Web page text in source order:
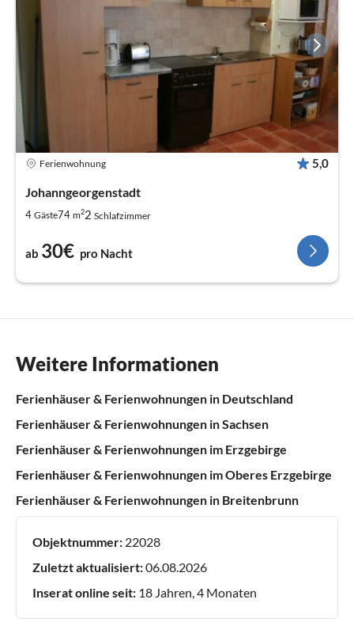
Ferienwohnung 5,0
Johanngeorgenstadt
4 Gäste74 m22 Schlafzimmer
ab 30€ pro Nacht
Weitere Informationen
Ferienhäuser & Ferienwohnungen in Deutschland
Ferienhäuser & Ferienwohnungen in Sachsen
Ferienhäuser & Ferienwohnungen im Erzgebirge
Ferienhäuser & Ferienwohnungen im Oberes Erzgebirge
Ferienhäuser & Ferienwohnungen in Breitenbrunn
Objektnummer: 22028
Zuletzt aktualisiert:06.08.2026
Inserat online seit: 18 Jahren, 4 Monaten